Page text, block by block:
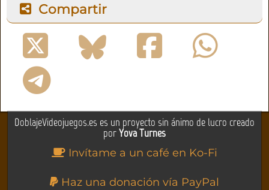
Compartir
DoblajeVideojuegos.es es un proyecto sin ánimo de lucro creado
porYova Turnes
Invítame a un café en Ko-Fi
Haz una donación vía PayPal